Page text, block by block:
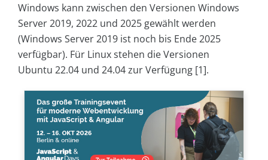
Windows kann zwischen den Versionen Windows
Server 2019, 2022 und 2025 gewählt werden
(Windows Server 2019 ist noch bis Ende 2025
verfügbar). Für Linux stehen die Versionen
Ubuntu 22.04 und 24.04 zur Verfügung [1].